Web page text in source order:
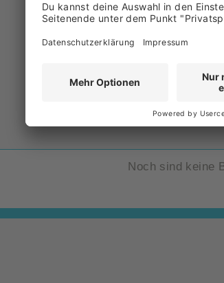
WEINGUT
Noch sind keine